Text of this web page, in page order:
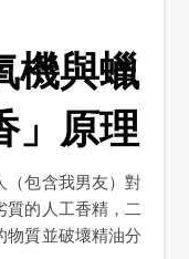
機與蠟
」原理
（包含我男友）對
質的人工香精，二
物質並破壞精油分